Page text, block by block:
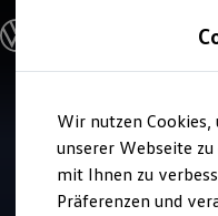
Hauptinhalt
springen
Footer
springen
Modelle & Konfigurator
Modelle
Oldtimer
Bulli
Branchenlösungen &
Service
bhg
mbh
Wir nutzen
unserer Webseite
mit Ihnen zu
Präferenzen und